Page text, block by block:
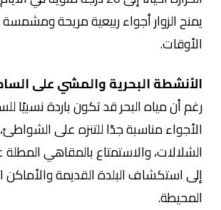
يمنح الزوار أجواء ربيعية مريحة
الأوقات.
الأنشطة البحرية والمشي على
رغم أن مياه البحر قد تكون باردة نسبيًا
الأجواء مناسبة جدًا للتنزه على الشواطئ،
الشلالات، والاستمتاع بالمقاهي المطلة
إلى استكشاف البلدة القديمة والأماكن
المحيطة.